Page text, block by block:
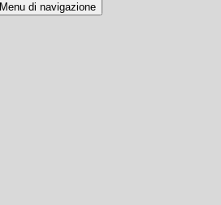
Menu di navigazione